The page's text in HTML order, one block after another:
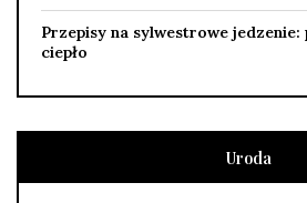
Przepisy na sylwestrowe jedzenie:
ciepło
Uroda